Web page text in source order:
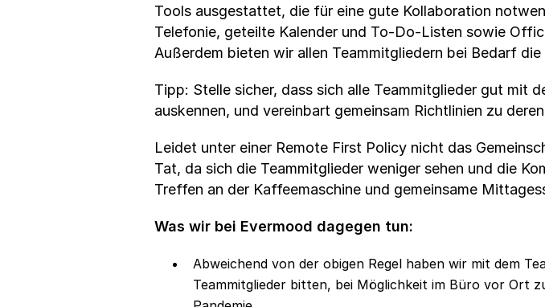
Tools ausgestattet, die für eine gute Kollaboration
Telefonie, geteilte Kalender und To-Do-Listen sowie
Außerdem bieten wir allen Teammitgliedern bei Bedarf
Tipp: Stelle sicher, dass sich alle Teammitglieder gut mit
auskennen, und vereinbart gemeinsam Richtlinien zu
Leidet unter einer Remote First Policy nicht das
Tat, da sich die Teammitglieder weniger sehen und die
Treffen an der Kaffeemaschine und gemeinsame
Was wir bei Evermood dagegen tun:
Abweichend von der obigen Regel haben wir mit dem
Teammitglieder bitten, bei Möglichkeit im Büro vor Ort